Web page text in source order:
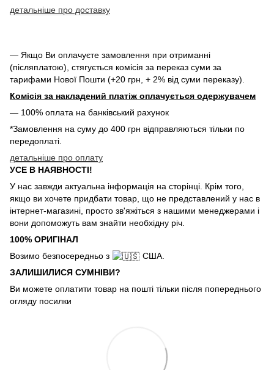
детальніше про доставку
— Якщо Ви оплачуєте замовлення при отриманні
(післяплатою), стягується комісія за переказ суми за
тарифами Нової Пошти (+20 грн, + 2% від суми переказу).
Комісія за накладений платіж оплачується одержувачем
— 100% оплата на банківський рахунок
*Замовлення на суму до 400 грн відправляються тільки по
передоплаті.
детальніше про оплату
УСЕ В НАЯВНОСТІ!
У нас завжди актуальна інформація на сторінці. Крім того,
якщо ви хочете придбати товар, що не представлений у нас в
інтернет-магазині, просто зв'яжіться з нашими менеджерами і
вони допоможуть вам знайти необхідну річ.
100% ОРИГІНАЛ
Возимо безпосередньо з
США.
ЗАЛИШИЛИСЯ СУМНІВИ?
Ви можете оплатити товар на пошті тільки після попереднього
огляду посилки